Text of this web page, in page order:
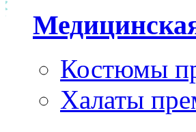
Костюмы
Халаты